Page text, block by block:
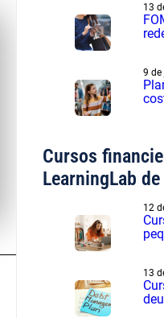
13
9 de
Cursos
LearningLab
12
13